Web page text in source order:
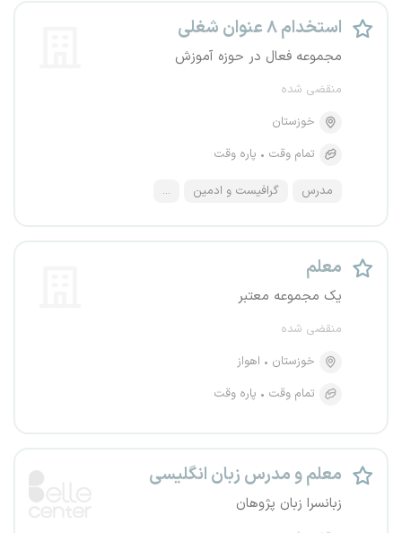
استخدام ۸ عنوان شغلی
مجموعه فعال در حوزه آموزش
منقضی شده
خوزستان
تمام وقت
پاره وقت
مدرس گرافیست و ادمین ...
معلم
یک مجموعه معتبر
منقضی شده
خوزستان
اهواز
تمام وقت
پاره وقت
معلم و مدرس زبان انگلیسی
زبانسرا زبان پژوهان